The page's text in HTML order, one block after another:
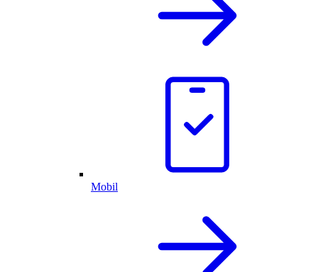
Mobil